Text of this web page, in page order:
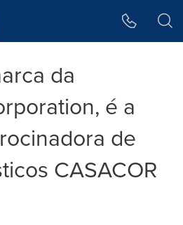
da
é a
de
CASACOR